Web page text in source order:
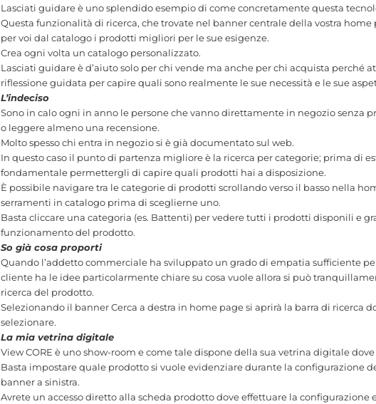
Lasciati guidare è uno splendido esempio di come concretamente questa
Questa funzionalità di ricerca, che trovate nel banner centrale della vostra home
per voi dal catalogo i prodotti migliori per le sue esigenze.
Crea ogni volta un catalogo personalizzato.
Lasciati guidare è d’aiuto solo per chi vende ma anche per chi acquista perché
riflessione guidata per capire quali sono realmente le sue necessità e le sue
L’indeciso
Sono in calo ogni in anno le persone che vanno direttamente in negozio senza
o leggere almeno una recensione.
Molto spesso chi entra in negozio si è già documentato sul web.
In questo caso il punto di partenza migliore è la ricerca per categorie; prima di
fondamentale permettergli di capire quali prodotti hai a disposizione.
È possibile navigare tra le categorie di prodotti scrollando verso il basso nella
serramenti in catalogo prima di sceglierne uno.
Basta cliccare una categoria (es. Battenti) per vedere tutti i prodotti disponili e
funzionamento del prodotto.
So già cosa proporti
Quando l’addetto commerciale ha sviluppato un grado di empatia sufficiente
cliente ha le idee particolarmente chiare su cosa vuole allora si può
ricerca del prodotto.
Selezionando il banner Cerca a destra in home page si aprirà la barra di ricerca
selezionare.
La mia vetrina digitale
View CORE è uno show-room e come tale dispone della sua vetrina digitale
Basta impostare quale prodotto si vuole evidenziare durante la configurazione
banner a sinistra.
Avrete un accesso diretto alla scheda prodotto dove effettuare la configurazione